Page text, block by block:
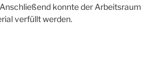
konnte der Arbeitsraum
verfüllt werden.